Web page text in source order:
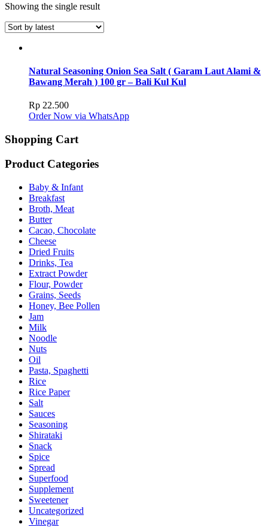
Showing the single result
Natural Seasoning Onion Sea Salt ( Garam Laut Alami &
Bawang Merah ) 100 gr – Bali Kul Kul
Rp 22.500
Order Now via WhatsApp
Shopping Cart
Product Categories
Baby & Infant
Breakfast
Broth, Meat
Butter
Cacao, Chocolate
Cheese
Dried Fruits
Drinks, Tea
Extract Powder
Flour, Powder
Grains, Seeds
Honey, Bee Pollen
Jam
Milk
Noodle
Nuts
Oil
Pasta, Spaghetti
Rice
Rice Paper
Salt
Sauces
Seasoning
Shirataki
Snack
Spice
Spread
Superfood
Supplement
Sweetener
Uncategorized
Vinegar